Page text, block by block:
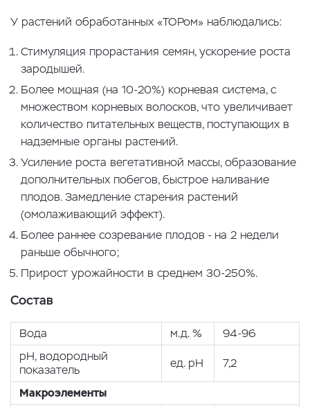
У растений обработанных «ТОРом» наблюдались:
Стимуляция прорастания семян, ускорение роста
зародышей.
Более мощная (на 10-20%) корневая система, с
множеством корневых волосков, что увеличивает
количество питательных веществ, поступающих в
надземные органы растений.
Усиление роста вегетативной массы, образование
дополнительных побегов, быстрое наливание
плодов. Замедление старения растений
(омолаживающий эффект).
Более раннее созревание плодов - на 2 недели
раньше обычного;
Прирост урожайности в среднем 30-250%.
Состав
Вода м.д. %
94-96
pH, водородный
показатель
ед. pH 7,2
Макроэлементы